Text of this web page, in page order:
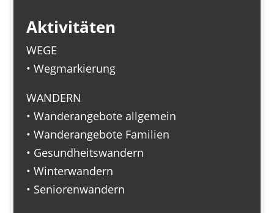
Aktivitäten
WEGE
• Wegmarkierung
WANDERN
• Wanderangebote allgemein
• Wanderangebote Familien
• Gesundheitswandern
• Winterwandern
• Seniorenwandern